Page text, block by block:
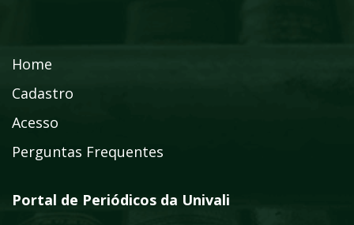
Home
Cadastro
Acesso
Perguntas Frequentes
Portal de Periódicos da Univali